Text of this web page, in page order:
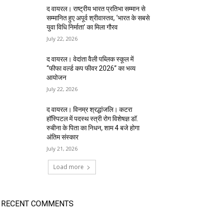
द वायरल। राष्ट्रीय भारत प्रतिभा सम्मान से
सम्मानित हुए अपूर्व श्रीवास्तव, ‘भारत के सबसे
युवा विधि निर्माता’ का मिला गौरव
July 22, 2026
द वायरल। वेदांता वैली पब्लिक स्कूल में
“फीफा वर्ल्ड कप फीवर 2026” का भव्य
आयोजन
July 22, 2026
द वायरल। विनम्र श्रद्धांजलि। कटरा
हॉस्पिटल में पदस्थ स्त्री रोग विशेषज्ञ डॉ.
रुबीना के पिता का निधन, शाम 4 बजे होगा
अंतिम संस्कार
July 21, 2026
Load more
RECENT COMMENTS